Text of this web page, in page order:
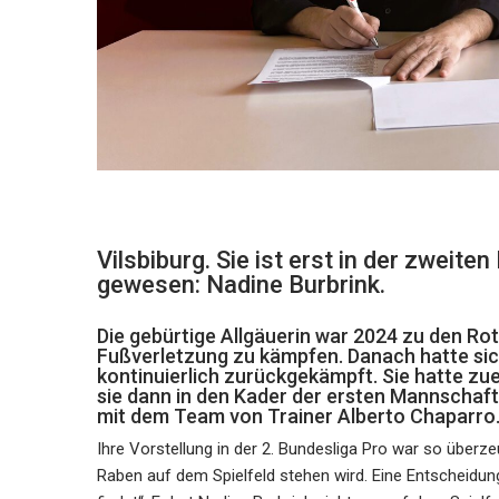
Vilsbiburg. Sie ist erst in der
gewesen: Nadine Burbrink.
Die gebürtige Allgäuerin war 2024 zu den
Fußverletzung zu kämpfen. Danach hatte
kontinuierlich zurückgekämpft. Sie hatte
sie dann in den Kader der ersten
mit dem Team von Trainer Alberto Chaparro.
Ihre Vorstellung in der 2. Bundesliga Pro war so
Raben auf dem Spielfeld stehen wird. Eine